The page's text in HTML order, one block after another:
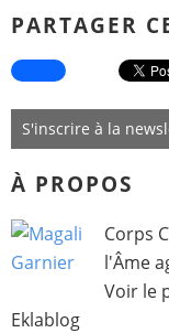
PARTAGER
S'inscrire à la
À PROPOS
Corps
l'Âme
Voir le
Eklablog